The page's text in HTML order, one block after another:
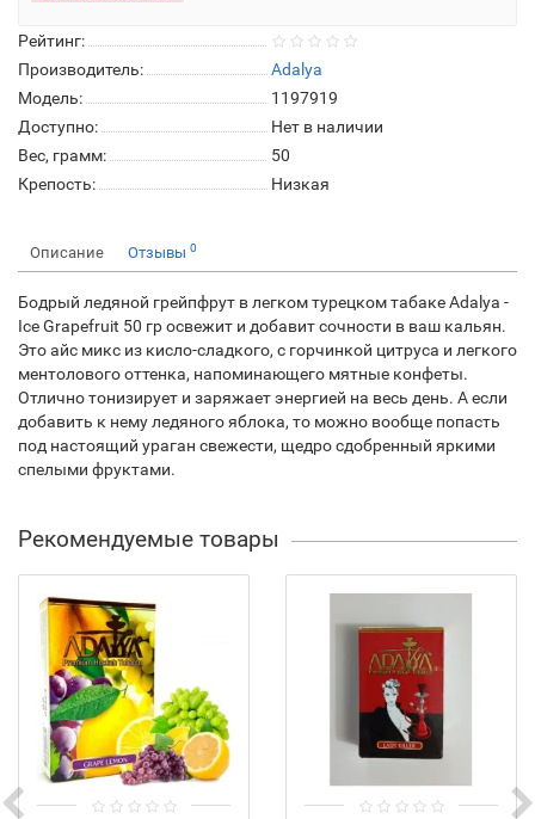
Рейтинг:
Производитель:
Adalya
Модель:
1197919
Доступно:
Нет в наличии
Вес, грамм:
50
Крепость:
Низкая
Описание Отзывы 0
Бодрый ледяной грейпфрут в легком турецком табаке Adalya -
Ice Grapefruit 50 гр освежит и добавит сочности в ваш кальян.
Это айс микс из кисло-сладкого, с горчинкой цитруса и легкого
ментолового оттенка, напоминающего мятные конфеты.
Отлично тонизирует и заряжает энергией на весь день. А если
добавить к нему ледяного яблока, то можно вообще попасть
под настоящий ураган свежести, щедро сдобренный яркими
спелыми фруктами.
Рекомендуемые товары